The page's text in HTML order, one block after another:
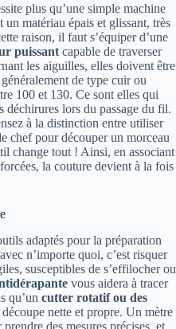
plus qu’une simple machine
matériau épais et glissant, très
raison, il faut s’équiper d’une
puissant capable de traverser
les aiguilles, elles doivent être
de type cuir ou
100 et 130. Ce sont elles qui
déchirures lors du passage du fil.
à la distinction entre utiliser
chef pour découper un morceau
change tout ! Ainsi, en associant
la couture devient à la fois
adaptés pour la préparation
n’importe quoi, c’est risquer
susceptibles de s’effilocher ou
vous aidera à tracer
qu’un cutter rotatif ou des
nette et propre. Un mètre
des mesures précises, et